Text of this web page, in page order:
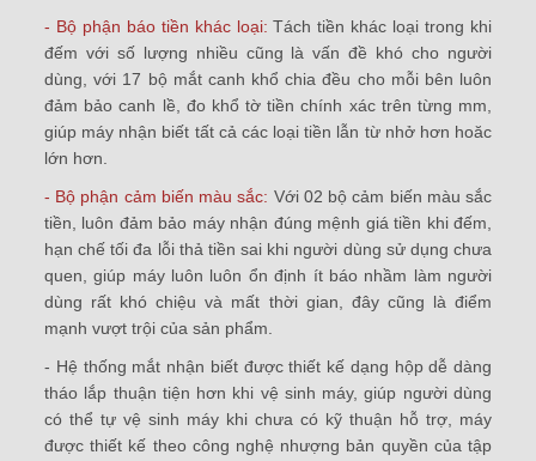
- Bộ phận báo tiền khác loại: Tách tiền khác loại trong khi
đếm với số lượng nhiều cũng là vấn đề khó cho người
dùng, với 17 bộ mắt canh khổ chia đều cho mỗi bên luôn
đảm bảo canh lề, đo khổ tờ tiền chính xác trên từng mm,
giúp máy nhận biết tất cả các loại tiền lẫn từ nhở hơn hoăc
lớn hơn.
- Bộ phận cảm biến màu sắc: Với 02 bộ cảm biến màu sắc
tiền, luôn đảm bảo máy nhận đúng mệnh giá tiền khi đếm,
hạn chế tối đa lỗi thả tiền sai khi người dùng sử dụng chưa
quen, giúp máy luôn luôn ổn định ít báo nhầm làm người
dùng rất khó chiệu và mất thời gian, đây cũng là điểm
mạnh vượt trội của sản phẩm.
- Hệ thống mắt nhận biết được thiết kế dạng hộp dễ dàng
tháo lắp thuận tiện hơn khi vệ sinh máy, giúp người dùng
có thể tự vệ sinh máy khi chưa có kỹ thuận hỗ trợ, máy
được thiết kế theo công nghệ nhượng bản quyền của tập